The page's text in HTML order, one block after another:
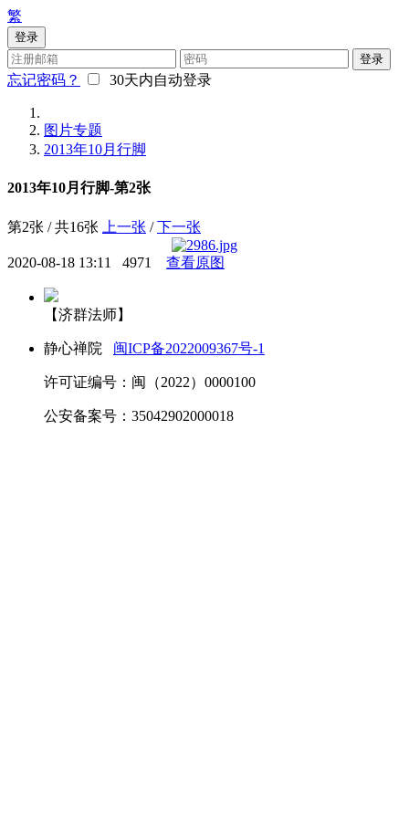
繁
登录
登录
忘记密码？ 30天内自动登录
图片专题
2013年10月行脚
2013年10月行脚-第2张
第2张 / 共16张 上一张 /下一张
2020-08-18 13:11 4971 查看原图
【济群法师】
静心禅院 闽ICP备2022009367号-1
许可证编号：闽（2022）0000100
公安备案号：35042902000018